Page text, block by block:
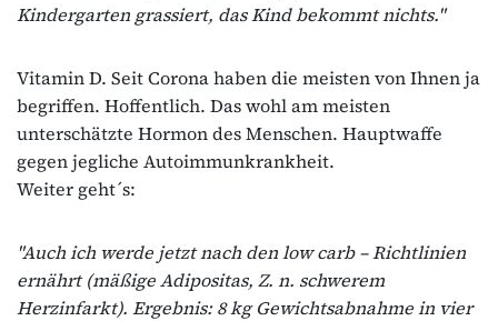
Kindergarten grassiert, das Kind bekommt nichts."
Vitamin D. Seit Corona haben die meisten von Ihnen ja
begriffen. Hoffentlich. Das wohl am meisten
unterschätzte Hormon des Menschen. Hauptwaffe
gegen jegliche Autoimmunkrankheit.
Weiter geht´s:
"Auch ich werde jetzt nach den low carb – Richtlinien
ernährt (mäßige Adipositas, Z. n. schwerem
Herzinfarkt). Ergebnis: 8 kg Gewichtsabnahme in vier